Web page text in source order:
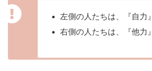
左側の人たちは、『自力』
右側の人たちは、『他力』